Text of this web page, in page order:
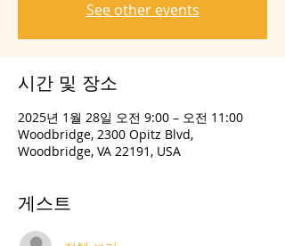
See other events
시간 및 장소
2025년 1월 28일 오전 9:00 – 오전 11:00
Woodbridge, 2300 Opitz Blvd,
Woodbridge, VA 22191, USA
게스트